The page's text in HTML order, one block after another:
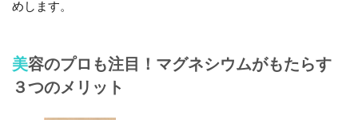
めします。
美容のプロも注目！マグネシウムがもたらす
３つのメリット